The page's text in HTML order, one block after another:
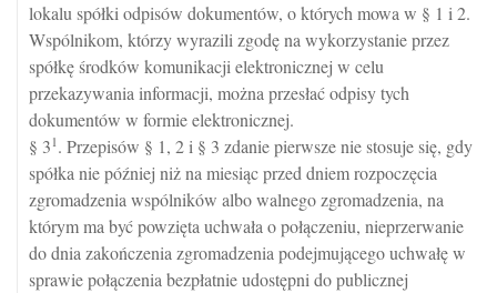
lokalu spółki odpisów dokumentów, o których mowa w § 1 i 2.
Wspólnikom, którzy wyrazili zgodę na wykorzystanie przez
spółkę środków komunikacji elektronicznej w celu
przekazywania informacji, można przesłać odpisy tych
dokumentów w formie elektronicznej.
§ 31. Przepisów § 1, 2 i § 3 zdanie pierwsze nie stosuje się, gdy
spółka nie później niż na miesiąc przed dniem rozpoczęcia
zgromadzenia wspólników albo walnego zgromadzenia, na
którym ma być powzięta uchwała o połączeniu, nieprzerwanie
do dnia zakończenia zgromadzenia podejmującego uchwałę w
sprawie połączenia bezpłatnie udostępni do publicznej